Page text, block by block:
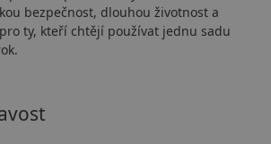
bezpečnost, dlouhou životnost a
ty, kteří chtějí používat jednu sadu